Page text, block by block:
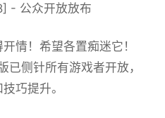
- 公众开放放布
情！希望各置痴迷它！
已侧针所有游戏者开放，
巧提升。